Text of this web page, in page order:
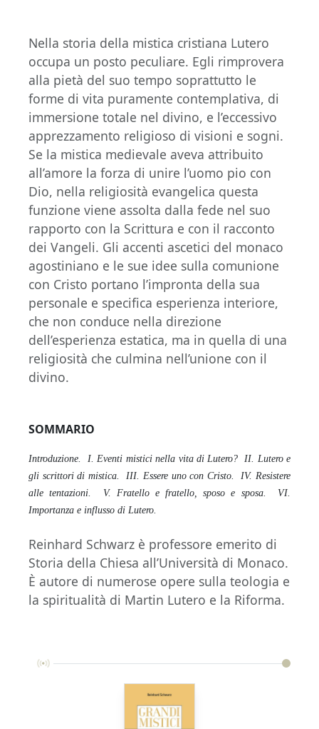
Nella storia della mistica cristiana Lutero
occupa un posto peculiare. Egli rimprovera
alla pietà del suo tempo soprattutto le
forme di vita puramente contemplativa, di
immersione totale nel divino, e l’eccessivo
apprezzamento religioso di visioni e sogni.
Se la mistica medievale aveva attribuito
all’amore la forza di unire l’uomo pio con
Dio, nella religiosità evangelica questa
funzione viene assolta dalla fede nel suo
rapporto con la Scrittura e con il racconto
dei Vangeli. Gli accenti ascetici del monaco
agostiniano e le sue idee sulla comunione
con Cristo portano l’impronta della sua
personale e specifica esperienza interiore,
che non conduce nella direzione
dell’esperienza estatica, ma in quella di una
religiosità che culmina nell’unione con il
divino.
SOMMARIO
Introduzione. I. Eventi mistici nella vita di Lutero? II. Lutero e
gli scrittori di mistica. III. Essere uno con Cristo. IV. Resistere
alle tentazioni. V. Fratello e fratello, sposo e sposa. VI.
Importanza e influsso di Lutero.
Reinhard Schwarz è professore emerito di
Storia della Chiesa all’Università di Monaco.
È autore di numerose opere sulla teologia e
la spiritualità di Martin Lutero e la Riforma.